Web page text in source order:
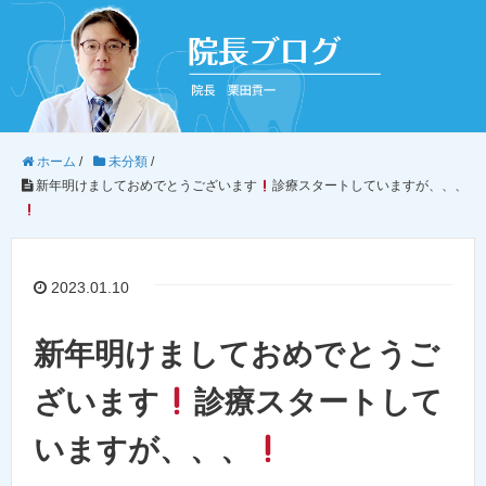
ホーム / 未分類 /
新年明けましておめでとうございます
診療スタートしていますが、、、
2023.01.10
新年明けましておめでとうご
ざいます
診療スタートして
いますが、、、